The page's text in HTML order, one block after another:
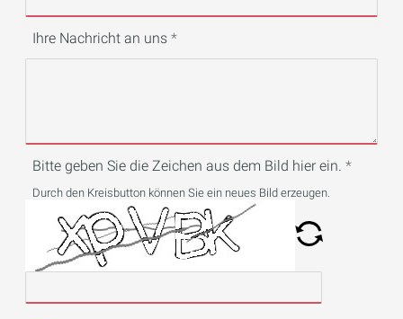
Ihre Nachricht an uns
Bitte geben Sie die Zeichen aus dem Bild hier ein.
Durch den Kreisbutton können Sie ein neues Bild erzeugen.